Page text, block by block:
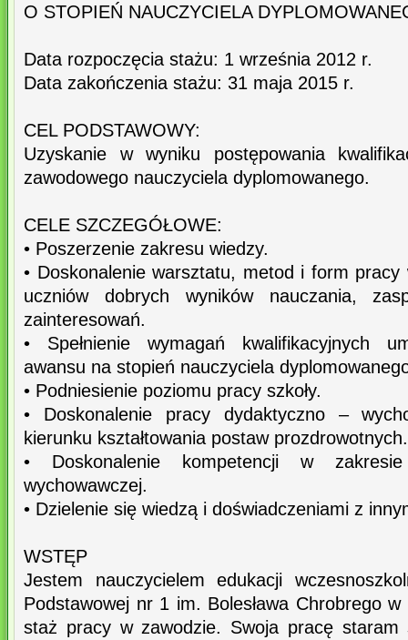
O STOPIEŃ NAUCZYCIELA
Data rozpoczęcia stażu: 1 września 2012 r.
Data zakończenia stażu: 31 maja 2015 r.
CEL PODSTAWOWY:
Uzyskanie w wyniku postępowania
zawodowego nauczyciela dyplomowanego.
CELE SZCZEGÓŁOWE:
• Poszerzenie zakresu wiedzy.
• Doskonalenie warsztatu, metod i form
uczniów dobrych wyników nauczania,
zainteresowań.
• Spełnienie wymagań kwalifikacyjnych
awansu na stopień nauczyciela
• Podniesienie poziomu pracy szkoły.
• Doskonalenie pracy dydaktyczno –
kierunku kształtowania postaw prozdrowotnych.
• Doskonalenie kompetencji w
wychowawczej.
• Dzielenie się wiedzą i doświadczeniami z
WSTĘP
Jestem nauczycielem edukacji
Podstawowej nr 1 im. Bolesława Chrobrego
staż pracy w zawodzie. Swoja pracę staram